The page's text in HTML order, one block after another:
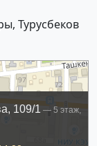
Турусбеков